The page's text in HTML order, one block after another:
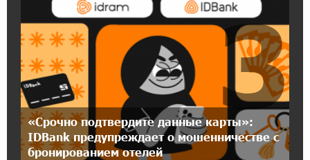
20:31:19 14-07-2026
Юнибанк разыграет поездку в Италию среди
новых держателей карт Mastercard World
«Travel»
16:43:19 14-07-2026
Москва–Баку: есть разногласия, но связи
сохраняются. А мы что делаем?
«Срочно подтвердите данные карты»:
IDBank предупреждает о мошенничестве с
бронированием отелей
3